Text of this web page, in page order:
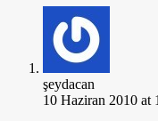
şeydacan
10 Haziran 2010 at